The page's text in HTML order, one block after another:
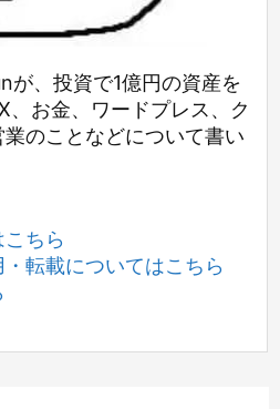
が、投資で1億円の資産を
、お金、ワードプレス、ク
のことなどについて書い
ちら
転載についてはこちら